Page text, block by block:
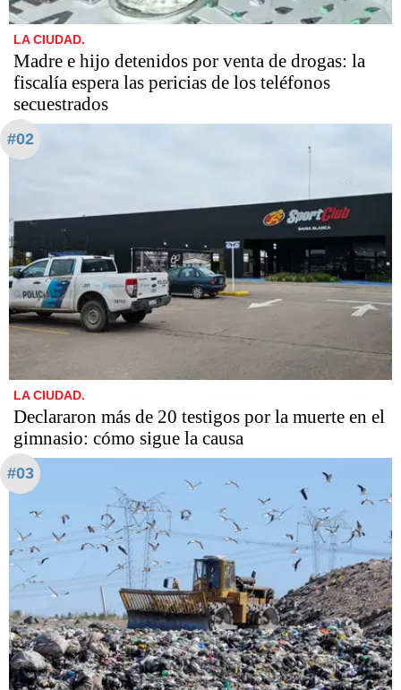
LA CIUDAD.
Madre e hijo detenidos por venta de drogas: la
fiscalía espera las pericias de los teléfonos
secuestrados
#02
LA CIUDAD.
Declararon más de 20 testigos por la muerte en el
gimnasio: cómo sigue la causa
#03